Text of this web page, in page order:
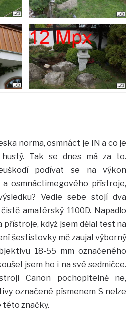
norma, osmnáct je IN a co je
Tak se dnes má za to.
podívat se na výkon
osmnáctimegového přístroje,
Vedle sebe stojí dva
amatérský 1100D. Napadlo
přístroje, když jsem dělal test na
šestistovky mě zaujal výborný
18-55 mm označeného
jsem ho i na své sedmičce.
Canon pochopitelně ne,
označené písmenem S nelze
této značky.